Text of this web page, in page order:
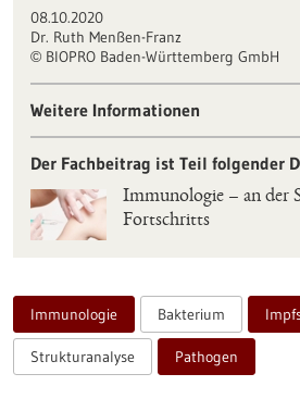
08.10.2020
Dr. Ruth Menßen-Franz
©BIOPRO Baden-Württemberg GmbH
Weitere Informationen
Der Fachbeitrag ist Teil folgender
Immunologie – an der
Fortschritts
Immunologie Bakterium
Strukturanalyse Pathogen